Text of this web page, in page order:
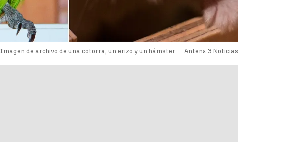
Imagen de archivo de una cotorra, un erizo y un hámster Antena 3 Noticias